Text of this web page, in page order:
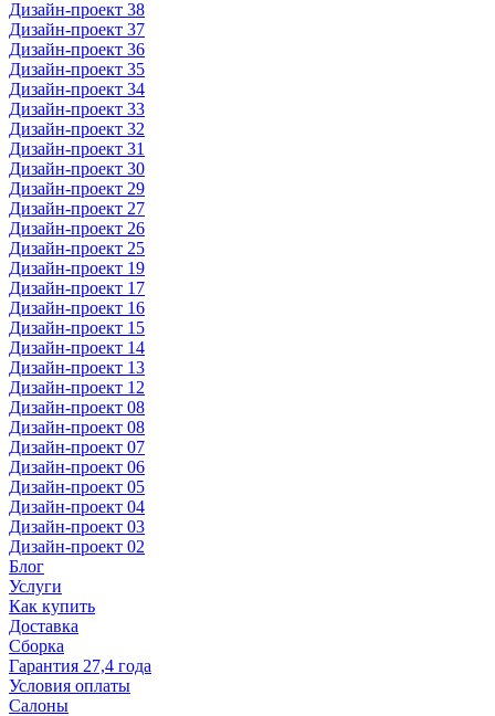
Дизайн-проект 38
Дизайн-проект 37
Дизайн-проект 36
Дизайн-проект 35
Дизайн-проект 34
Дизайн-проект 33
Дизайн-проект 32
Дизайн-проект 31
Дизайн-проект 30
Дизайн-проект 29
Дизайн-проект 27
Дизайн-проект 26
Дизайн-проект 25
Дизайн-проект 19
Дизайн-проект 17
Дизайн-проект 16
Дизайн-проект 15
Дизайн-проект 14
Дизайн-проект 13
Дизайн-проект 12
Дизайн-проект 08
Дизайн-проект 08
Дизайн-проект 07
Дизайн-проект 06
Дизайн-проект 05
Дизайн-проект 04
Дизайн-проект 03
Дизайн-проект 02
Блог
Услуги
Как купить
Доставка
Сборка
Гарантия 27,4 года
Условия оплаты
Салоны